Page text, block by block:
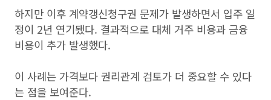
하지만 이후 계약갱신청구권 문제가 발생하면서 입주 일
정이 2년 연기됐다. 결과적으로 대체 거주 비용과 금융
비용이 추가 발생했다.
이 사례는 가격보다 권리관계 검토가 더 중요할 수 있다
는 점을 보여준다.